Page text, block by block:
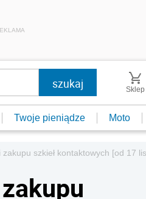
Sklep
Twoje pieniądze Moto
szkieł kontaktowych [od 17